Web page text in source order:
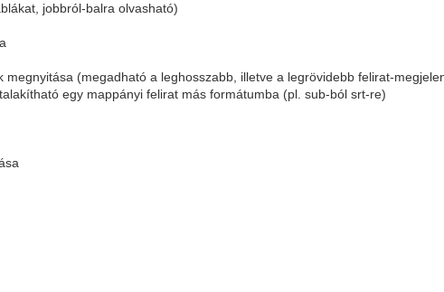
jobbról-balra olvasható)
(megadható a leghosszabb, illetve a legrövidebb felirat-
egy mappányi felirat más formátumba (pl. sub-ból srt-re)